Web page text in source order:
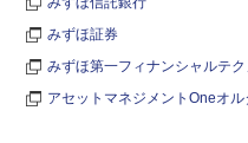
みずほ証券
みずほ第一フィナンシャルテ
アセットマネジメントOneオ